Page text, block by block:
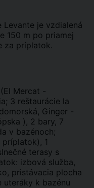
Levante je vzdialená
150 m po priamej
za príplatok.
Mercat -
3 reštaurácie la
Ginger -
), 2 bary, 7
v bazénoch;
1
terasy s
izbová služba,
pristávacia plocha
uteráky k bazénu